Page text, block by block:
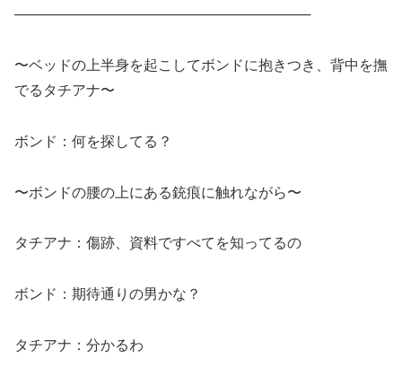
──────────────────────────────
〜ベッドの上半身を起こしてボンドに抱きつき、背中を撫
でるタチアナ〜
ボンド：何を探してる？
〜ボンドの腰の上にある銃痕に触れながら〜
タチアナ：傷跡、資料ですべてを知ってるの
ボンド：期待通りの男かな？
タチアナ：分かるわ